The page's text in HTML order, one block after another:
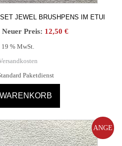
JEWEL BRUSHPENS IM ETUI
Ursprünglicher
13,20 €
Neuer Preis: 12,50 €Aktueller
% MwSt.
Paketdienst
ANGE